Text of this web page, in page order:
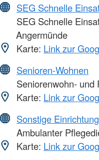
SEG Schnelle
SEG Schnelle
Angermünde
Karte: Link zur
Senioren-Wohnen
Seniorenwohn- und
Karte: Link zur
Sonstige
Ambulanter
Karte: Link zur